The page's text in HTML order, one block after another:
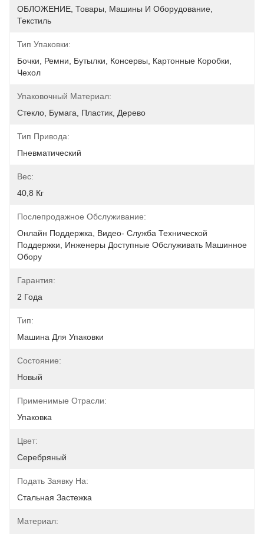
ОБЛОЖЕНИЕ, Товары, Машины И Оборудование,
Текстиль
Тип Упаковки:
Бочки, Ремни, Бутылки, Консервы, Картонные Коробки,
Чехол
Упаковочный Материал:
Стекло, Бумага, Пластик, Дерево
Тип Привода:
Пневматический
Вес:
40,8 Кг
Послепродажное Обслуживание:
Онлайн Поддержка, Видео- Служба Технической
Поддержки, Инженеры Доступные Обслуживать Машинное
Обору
Гарантия:
2 Года
Тип:
Машина Для Упаковки
Состояние:
Новый
Применимые Отрасли:
Упаковка
Цвет:
Серебряный
Подать Заявку На:
Стальная Застежка
Материал: